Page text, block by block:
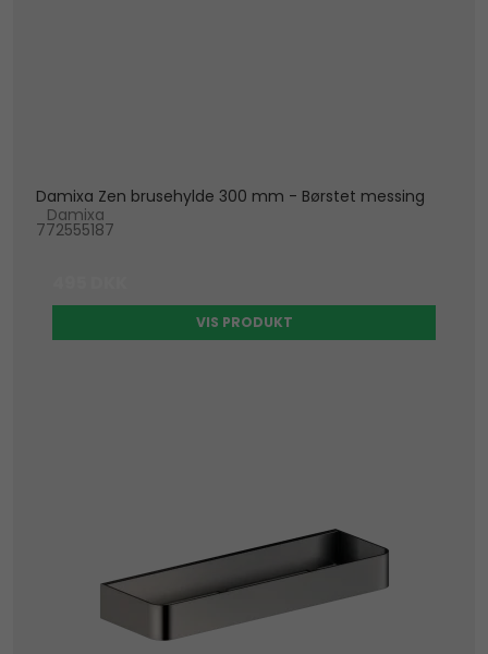
Damixa Zen brusehylde 300 mm - Børstet messing
Damixa
772555187
VIS PRODUKT